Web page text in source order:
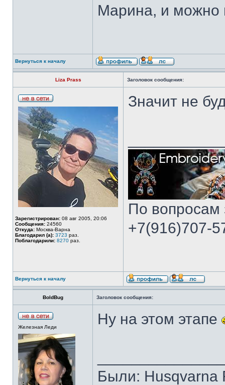
Марина, и можно
Вернуться к началу
Liza Prass Заголовок сообщения:
Зарегистрирован: 08 авг 2005, 20:06
Сообщения: 24560
Откуда: Москва-Варна
Благодарил (а): 3723 раз.
Поблагодарили: 8270 раз.
Значит не
По вопросам
+7(916)707-
Вернуться к началу
BoldBug Заголовок сообщения:
Железная Леди Ну на этом этапе
Были: Husqvarna